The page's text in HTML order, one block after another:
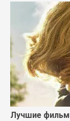
Лучшие